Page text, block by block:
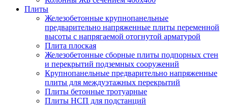
Плиты
Железобетонные крупнопанельные
предварительно напряженные плиты переменной
высоты с напрягаемой отогнутой арматурой
Плита плоская
Железобетонные сборные плиты подпорных стен
и перекрытий подземных сооружений
Крупнопанельные предварительно напряженные
плиты для междуэтажных перекрытий
Плиты бетонные тротуарные
Плиты НСП для подстанций